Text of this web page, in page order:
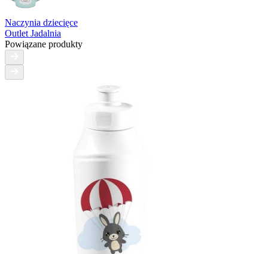
Naczynia dziecięce
Outlet Jadalnia
Powiązane produkty